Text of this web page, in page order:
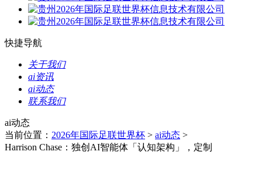
快捷导航
关于我们
ai资讯
ai动态
联系我们
ai动态
当前位置： 2026年国际足联世界杯 > ai动态 >
Harrison Chase：独创AI智能体「认知架构」，定制